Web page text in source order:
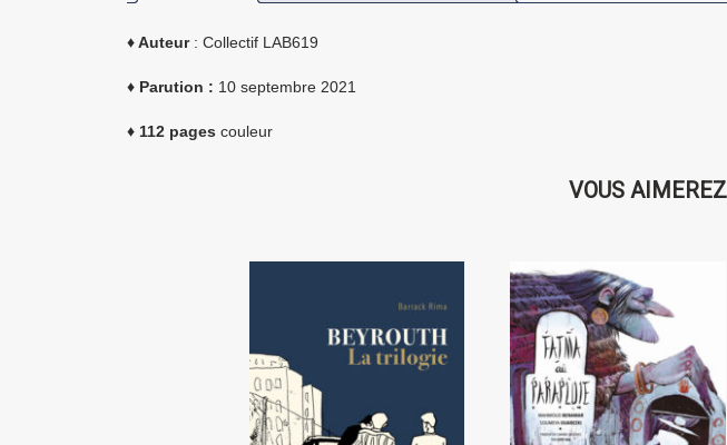
♦ Auteur: Collectif LAB619
♦ Parution : 10 septembre 2021
♦ 112 pages couleur
VOUS